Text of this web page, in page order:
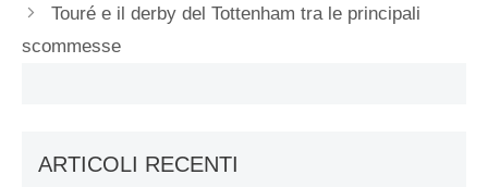
Touré e il derby del Tottenham tra le principali
scommesse
ARTICOLI RECENTI